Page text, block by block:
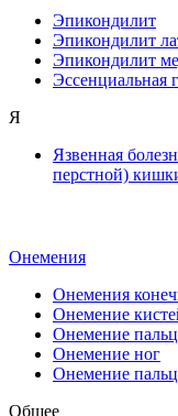
Эпикондилит
Эпикондилит
Эпикондилит
Эссенциальная
Я
Язвенная
перстной)
Онемения
Онемения
Онемение
Онемение
Онемение ног
Онемение
Общее